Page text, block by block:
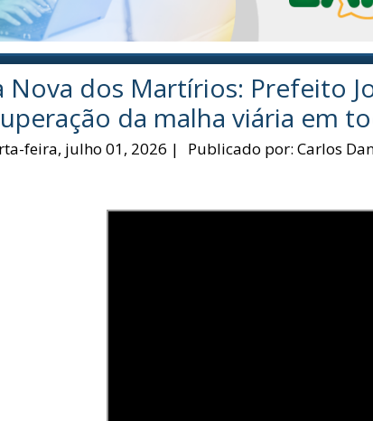
Nova dos Martírios: Prefeito
da malha viária em
feira, julho 01, 2026 | Publicado por: Carlos